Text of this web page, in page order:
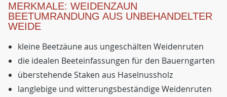
MERKMALE: WEIDENZAUN
BEETUMRANDUNG AUS UNBEHANDELTER
WEIDE
kleine Beetzäune aus ungeschälten Weidenruten
die idealen Beeteinfassungen für den Bauerngarten
überstehende Staken aus Haselnussholz
langlebige und witterungsbeständige Weidenruten